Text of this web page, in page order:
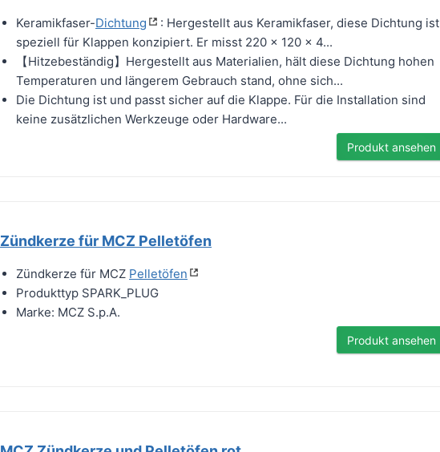
Keramikfaser-Dichtung
: Hergestellt aus Keramikfaser, diese Dichtung ist
speziell für Klappen konzipiert. Er misst 220 x 120 x 4...
【Hitzebeständig】Hergestellt aus Materialien, hält diese Dichtung hohen
Temperaturen und längerem Gebrauch stand, ohne sich...
Die Dichtung ist und passt sicher auf die Klappe. Für die Installation sind
keine zusätzlichen Werkzeuge oder Hardware...
Produkt ansehen
Zündkerze für MCZ Pelletöfen
Zündkerze für MCZ Pelletöfen
Produkttyp SPARK_PLUG
Marke: MCZ S.p.A.
Produkt ansehen